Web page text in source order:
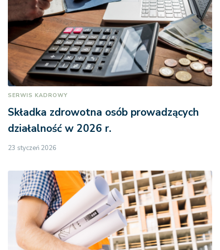
SERWIS KADROWY
Składka zdrowotna osób prowadzących
działalność w 2026 r.
23 styczeń 2026